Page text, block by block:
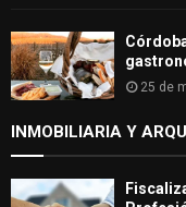
25 de
INMOBILIARIA Y